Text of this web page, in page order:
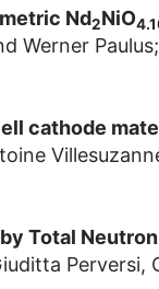
Nd2NiO
Werner
cathode
Total
Perversi,